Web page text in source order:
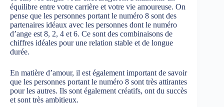
équilibre entre votre carrière et votre vie amoureuse. On
pense que les personnes portant le numéro 8 sont des
partenaires idéaux avec les personnes dont le numéro
d’ange est 8, 2, 4 et 6. Ce sont des combinaisons de
chiffres idéales pour une relation stable et de longue
durée.
En matière d’amour, il est également important de savoir
que les personnes portant le numéro 8 sont très attirantes
pour les autres. Ils sont également créatifs, ont du succès
et sont très ambitieux.